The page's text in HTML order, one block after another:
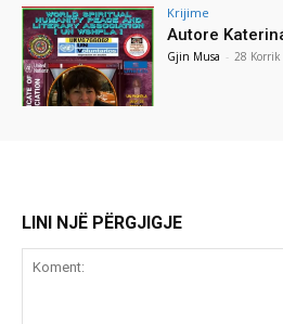
Krijime
Autore
Gjin Musa - 28
LINI NJË PËRGJIGJE